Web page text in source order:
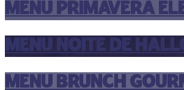
MENU PRIMAVERA
MENU NOITE DE
MENU BRUNCH